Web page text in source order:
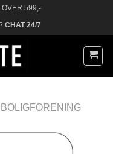
599,-
CHAT 24/7
BOLIGFORENING